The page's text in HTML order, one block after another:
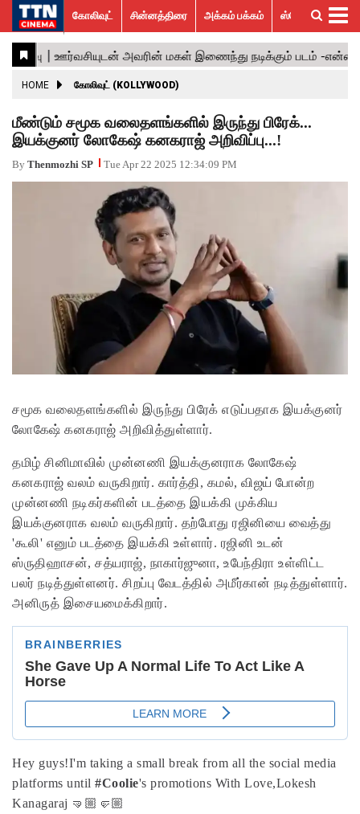
கோலிவுட்
சின்னத்திரை
பாலிவுட்
ஹாலிவுட்
அக்கம்
பக்கம்
ஸ்பெஷல்
ஸ்டோரீஸ்
விமர்சனம்
GALLERY
ACTRESS
ACTORS
MOVIESTILLS
EVENTS
VIDEOS
What’s
Hot
Trending
News
கோலிவுட் சின்னத்திரை அக்கம் பக்கம் ஸ்பெஷல் ஸ்டோரீஸ்
HOME கோலிவுட் (KOLLYWOOD)
மீண்டும் சமூக வலைதளங்களில் இருந்து பிரேக்...
இயக்குனர் லோகேஷ் கனகராஜ் அறிவிப்பு...!
By Thenmozhi SP Tue Apr 22 2025 12:34:09 PM
சமூக வலைதளங்களில் இருந்து பிரேக் எடுப்பதாக இயக்குனர்
லோகேஷ் கனகராஜ் அறிவித்துள்ளார்.
தமிழ் சினிமாவில் முன்னணி இயக்குனராக லோகேஷ்
கனகராஜ் வலம் வருகிறார். கார்த்தி, கமல், விஜய் போன்ற
முன்னணி நடிகர்களின் படத்தை இயக்கி முக்கிய
இயக்குனராக வலம் வருகிறார். தற்போது ரஜினியை வைத்து
'கூலி' எனும் படத்தை இயக்கி உள்ளார். ரஜினி உடன்
ஸ்ருதிஹாசன், சத்யராஜ், நாகார்ஜுனா, உபேந்திரா உள்ளிட்ட
பலர் நடித்துள்ளனர். சிறப்பு வேடத்தில் அமீர்கான் நடித்துள்ளார்.
அனிருத் இசையமைக்கிறார்.
Hey guys!I'm taking a small break from all the social media
platforms until #Coolie's promotions With Love,Lokesh
Kanagaraj 🤜🏼🤛🏼